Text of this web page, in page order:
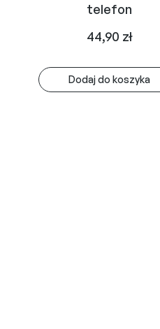
telefon
44,90 zł
Dodaj do koszyka